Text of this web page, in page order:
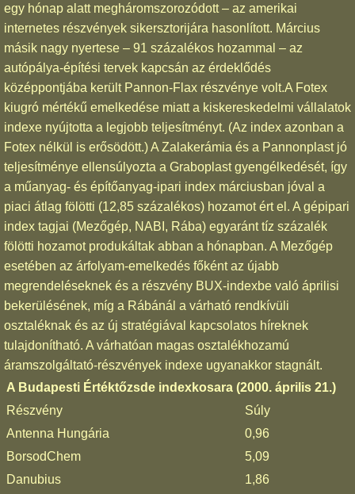
egy hónap alatt megháromszorozódott – az amerikai
internetes részvények sikersztorijára hasonlított. Március
másik nagy nyertese – 91 százalékos hozammal – az
autópálya-építési tervek kapcsán az érdeklődés
középpontjába került Pannon-Flax részvénye volt.A Fotex
kiugró mértékű emelkedése miatt a kiskereskedelmi vállalatok
indexe nyújtotta a legjobb teljesítményt. (Az index azonban a
Fotex nélkül is erősödött.) A Zalakerámia és a Pannonplast jó
teljesítménye ellensúlyozta a Graboplast gyengélkedését, így
a műanyag- és építőanyag-ipari index márciusban jóval a
piaci átlag fölötti (12,85 százalékos) hozamot ért el. A gépipari
index tagjai (Mezőgép, NABI, Rába) egyaránt tíz százalék
fölötti hozamot produkáltak abban a hónapban. A Mezőgép
esetében az árfolyam-emelkedés főként az újabb
megrendeléseknek és a részvény BUX-indexbe való áprilisi
bekerülésének, míg a Rábánál a várható rendkívüli
osztaléknak és az új stratégiával kapcsolatos híreknek
tulajdonítható. A várhatóan magas osztalékhozamú
áramszolgáltató-részvények indexe ugyanakkor stagnált.
A Budapesti Értéktőzsde indexkosara (2000. április 21.)
Részvény
Súly
Antenna Hungária
0,96
BorsodChem
5,09
Danubius
1,86